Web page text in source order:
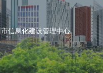
信息化建设管理中心